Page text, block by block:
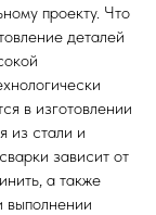
проекту. Что
деталей
в изготовлении
из стали и
зависит от
а также
выполнении